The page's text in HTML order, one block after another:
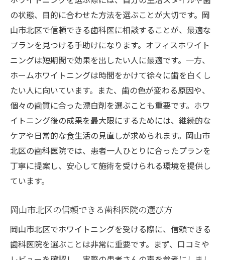
ホワイトニング後のケア方法で長く白さを保つ
秘訣
日常生活での注意点
ホワイトニング後におすすめの歯磨き粉
色戻りを防ぐための食生活の工夫
定期的なメンテナンスの重要性
自宅でできるホワイトニングケア
プロフェッショナルによるアフターケア
歯の白さが第一印象に与える影響とその重要性
笑顔がもたらす印象の変化
歯の白さがもたらす心理的効果
自分の魅力を引き出すためのホワイトニン
の状態、目的に合わせた方法を選ぶことが大切です。岡
山市北区で信頼できる歯科医に相談することが、最適な
プランを見つける手助けになります。オフィスホワイト
ニングは短期間で効果を出したい人に最適です。一方、
ホームホワイトニングは時間をかけて徐々に歯を白くし
たい人に向いています。また、歯の色が変わる原因や、
個々の歯質に合った漂白剤を選ぶことも重要です。ホワ
イトニング後の成果を最大限にするためには、継続的な
ケアや日常的な食生活の見直しが求められます。岡山市
北区の歯科医院では、患者一人ひとりに合ったプランを
丁寧に提案し、安心して施術を受けられる環境を提供し
ています。
岡山市北区の信頼できる歯科医院の選び方
岡山市北区でホワイトニングを受ける際に、信頼できる
歯科医院を選ぶことは非常に重要です。まず、口コミや